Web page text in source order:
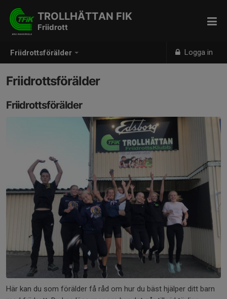
Friidrottsförälder Logga in
TROLLHÄTTAN FIK
Friidrott
Friidrottsförälder
Friidrottsförälder
Här kan du som förälder få råd om hur du bäst hjälper ditt barn